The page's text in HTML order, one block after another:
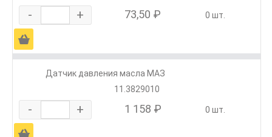
- + 73,50 ₽ 0 шт.
Ä
Датчик давления масла МАЗ
11.3829010
- + 1 158 ₽ 0 шт.
Ä